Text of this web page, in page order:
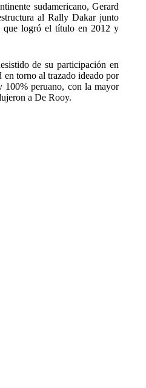
sudamericano, Gerard
al Rally Dakar junto
que logró el título en 2012 y
de su participación en
torno al trazado ideado por
100% peruano, con la mayor
a De Rooy.